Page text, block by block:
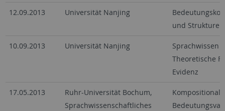
12.09.2013 Universität Nanjing
und Strukturen
10.09.2013 Universität Nanjing
Sprachwissen
Theoretische
Evidenz
17.05.2013
Ruhr-Universität Bochum,
Sprachwissenschaftliches
Kompositional